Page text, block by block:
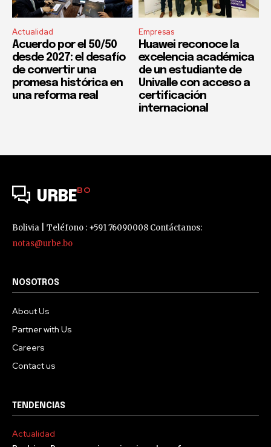
Actualidad
Acuerdo por el 50/50
desde 2027: el desafío
de convertir una
promesa histórica en
una reforma real
Empresas
Huawei reconoce la
excelencia académica
de un estudiante de
Univalle con acceso a
certificación
internacional
URBEBO
Bolivia | Teléfono : +591 76090008 Contáctanos:
notas@urbe.bo
NOSOTROS
About Us
Partner with Us
Careers
Contact us
TENDENCIAS
Actualidad